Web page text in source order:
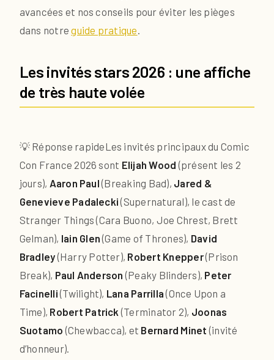
avancées et nos conseils pour éviter les pièges
dans notreguide pratique.
Les invités stars 2026 : une affiche
de très haute volée
💡 Réponse rapideLes invités principaux du Comic
Con France 2026 sont Elijah Wood (présent les 2
jours), Aaron Paul(Breaking Bad), Jared &
Genevieve Padalecki(Supernatural), le cast de
Stranger Things (Cara Buono, Joe Chrest, Brett
Gelman), Iain Glen(Game of Thrones), David
Bradley(Harry Potter), Robert Knepper(Prison
Break), Paul Anderson (Peaky Blinders), Peter
Facinelli(Twilight), Lana Parrilla(Once Upon a
Time), Robert Patrick (Terminator 2), Joonas
Suotamo (Chewbacca), et Bernard Minet (invité
d’honneur).